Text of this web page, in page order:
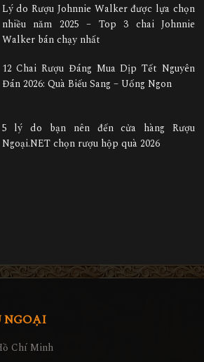
Lý do Rượu Johnnie Walker được lựa chọn
nhiều năm 2025 – Top 3 chai Johnnie
Walker bán chạy nhất
12 Chai Rượu Đáng Mua Dịp Tết Nguyên
Đán 2026: Quà Biếu Sang – Uống Ngon
5 lý do bạn nên đến cửa hàng Rượu
Ngoại.NET chọn rượu hộp quà 2026
NGOẠI
Chí Minh